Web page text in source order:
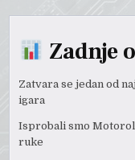
Zadnje
Zatvara se jedan od
igara
Isprobali smo
ruke